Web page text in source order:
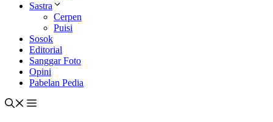
Sastra
Cerpen
Puisi
Sosok
Editorial
Sanggar Foto
Opini
Pabelan Pedia